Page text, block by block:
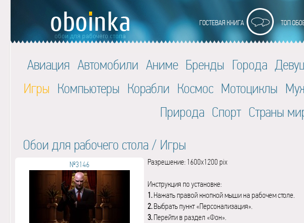
Авиация Автомобили Аниме Бренды Города
Игры Компьютеры Корабли Космос Мотоциклы
Природа Спорт Страны
Обои для рабочего стола/ Игры
№3146 Разрешение: 1600x1200 pix
Инструкция по установке:
1.Нажать правой кнопкой мыши на рабочем столе.
2.Выбрать пункт «Персонализация».
3.Перейти в раздел «Фон».